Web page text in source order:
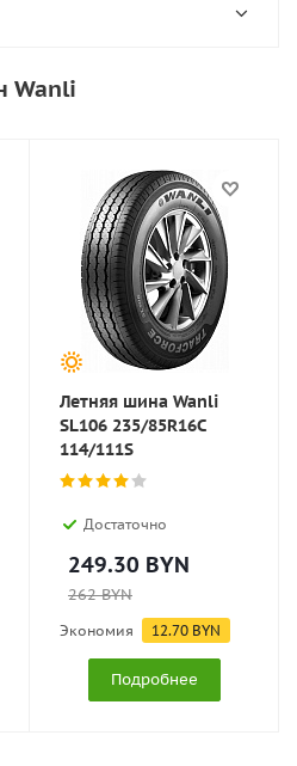
Wanli
Летняя шина Wanli
SL106 235/85R16C
114/111S
Достаточно
249.30 BYN
262BYN
Экономия 12.70 BYN
Подробнее